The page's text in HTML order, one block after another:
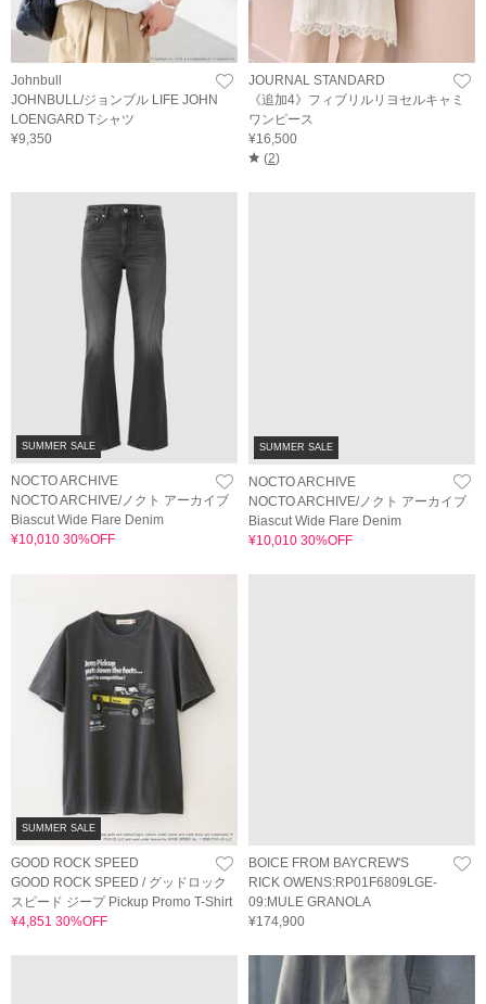
Johnbull
JOHNBULL/ジョンブル LIFE JOHN
LOENGARD Tシャツ
¥9,350
JOURNAL STANDARD
《追加4》フィブリルリヨセルキャミ
ワンピース
¥16,500
(2)
SUMMER SALE
NOCTO ARCHIVE
NOCTO ARCHIVE/ノクト アーカイブ
Biascut Wide Flare Denim
¥10,010 30%OFF
SUMMER SALE
NOCTO ARCHIVE
NOCTO ARCHIVE/ノクト アーカイブ
Biascut Wide Flare Denim
¥10,010 30%OFF
SUMMER SALE
GOOD ROCK SPEED
GOOD ROCK SPEED / グッドロック
スピード ジープ Pickup Promo T-Shirt
¥4,851 30%OFF
BOICE FROM BAYCREW'S
RICK OWENS:RP01F6809LGE-
09:MULE GRANOLA
¥174,900